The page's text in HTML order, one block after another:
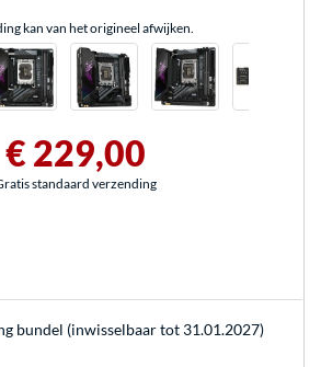
kan van het origineel afwijken.
€ 229,00
standaard verzending
bundel (inwisselbaar tot 31.01.2027)